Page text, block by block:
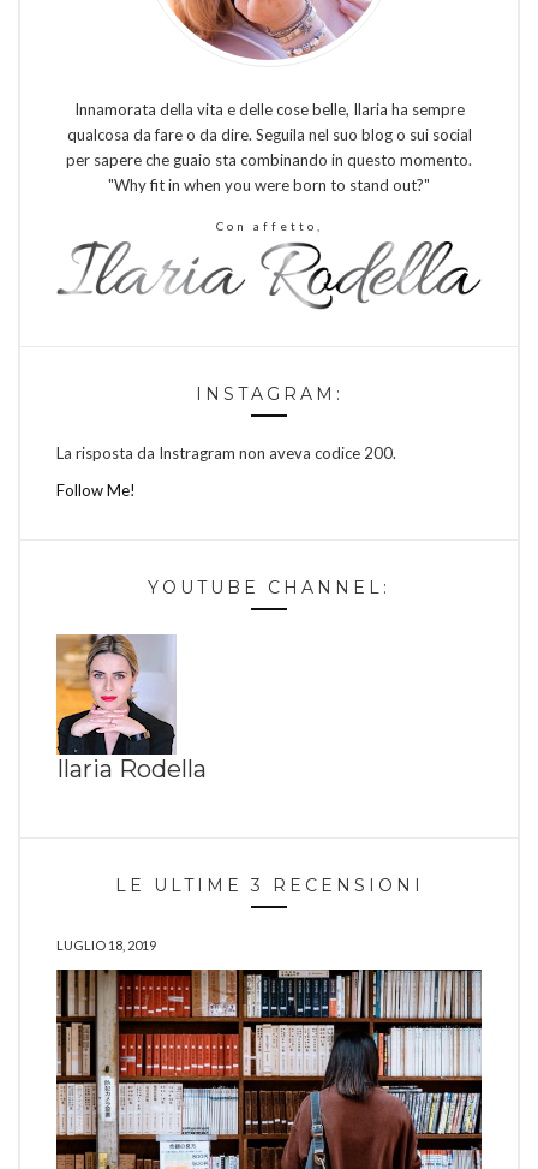
Innamorata della vita e delle cose belle, Ilaria ha sempre
qualcosa da fare o da dire. Seguila nel suo blog o sui social
per sapere che guaio sta combinando in questo momento.
"Why fit in when you were born to stand out?"
Con affetto,
INSTAGRAM:
La risposta da Instragram non aveva codice 200.
Follow Me!
YOUTUBE CHANNEL:
Ilaria Rodella
LE ULTIME 3 RECENSIONI
LUGLIO 18, 2019